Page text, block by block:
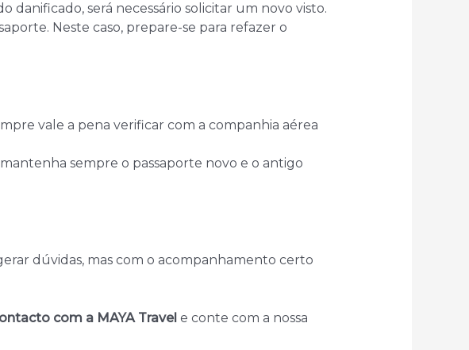
danificado, será necessário solicitar um novo visto.
Neste caso, prepare-se para refazer o
vale a pena verificar com a companhia aérea
sempre o passaporte novo e o antigo
dúvidas, mas com o acompanhamento certo
com a MAYA Travel e conte com a nossa